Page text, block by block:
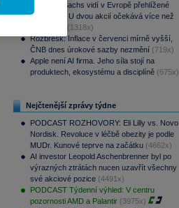
Goldman Sachs vidí v Evropě přehlížené
příležitosti. U dvou akcií očekává více než
(1318x)
Rozbřesk: Inflace v červenci mírně vyšší,
ČNB dnes úrokové sazby nezmění (719x)
Apple není AI firma. Jeho síla stojí na
produktech, ekosystému a disciplíně (675x)
Nejčtenější zprávy týdne
PODCAST ROZHOVORY: Eli Lilly vs. Novo
Nordisk. Revoluce v léčbě obezity je podle
MUDr. Kunové teprve na začátku (4662x)
AI investor Leopold Aschenbrenner byl po
výrazných ztrátách nucen uzavřít všechny
své akciové pozice (4491x)
PODCAST Týdenní výhled: V centru
pozornosti AMD a Palantir (3975x)